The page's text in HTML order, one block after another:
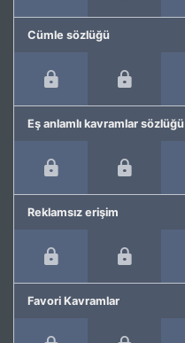
Cümle sözlüğü
Eş anlamlı kavramlar sözlüğü
Reklamsız erişim
Favori Kavramlar